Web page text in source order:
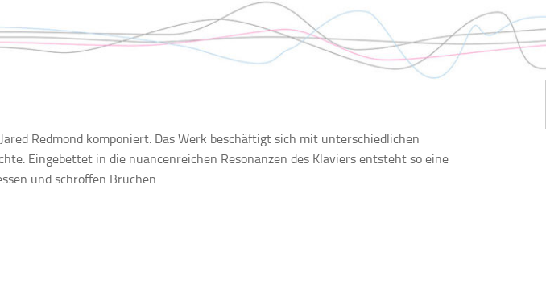
Redmond komponiert. Das Werk beschäftigt sich mit unterschiedlichen
Eingebettet in die nuancenreichen Resonanzen des Klaviers entsteht so eine
und schroffen Brüchen.